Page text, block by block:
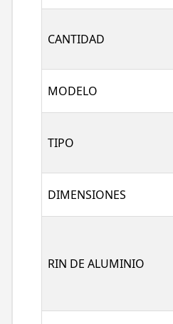
CANTIDAD
MODELO
TIPO
DIMENSIONES
RIN DE ALUMINIO